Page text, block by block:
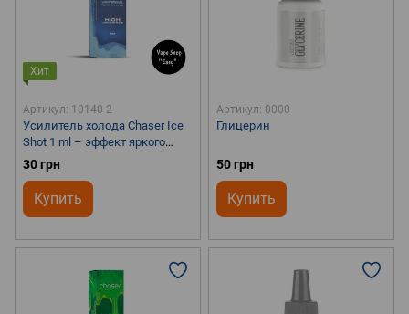
Хит
Артикул: 10140-2
Усилитель холода Chaser Ice
Shot 1 ml – эффект яркого
холодка для любой жидкости
30 грн
Купить
Артикул: 0000
Глицерин
50 грн
Купить